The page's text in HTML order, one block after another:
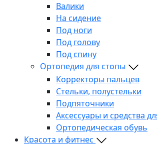
Валики
На сидение
Под ноги
Под голову
Под спину
Ортопедия для стопы
Корректоры пальцев
Стельки, полустельки
Подпяточники
Аксессуары и средства
Ортопедическая обувь
Красота и фитнес